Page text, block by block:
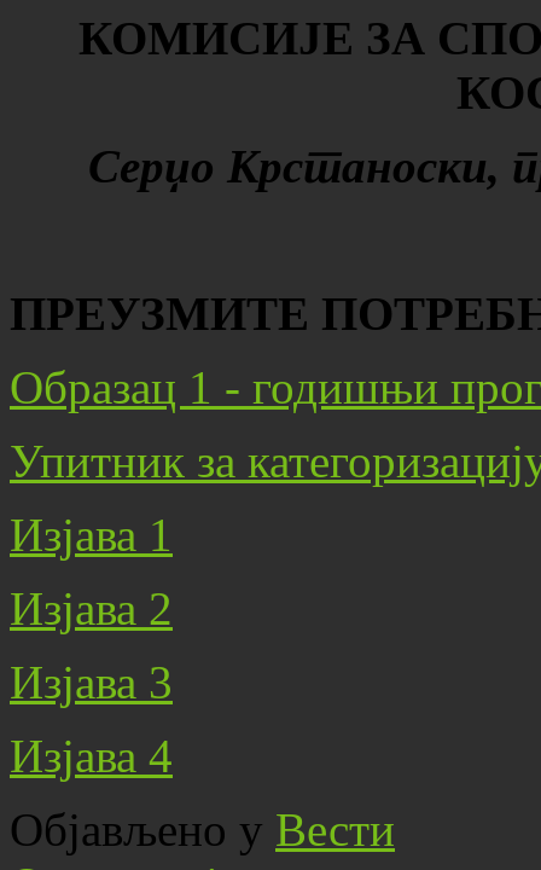
КОМИСИЈЕ ЗА
Серџо Крстаноски,
ПРЕУЗМИТЕ
Образац 1 - годишњи
Упитник за
Изјава 1
Изјава 2
Изјава 3
Изјава 4
Објављено у Вести